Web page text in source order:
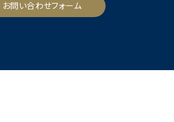
お問い合わせフォーム